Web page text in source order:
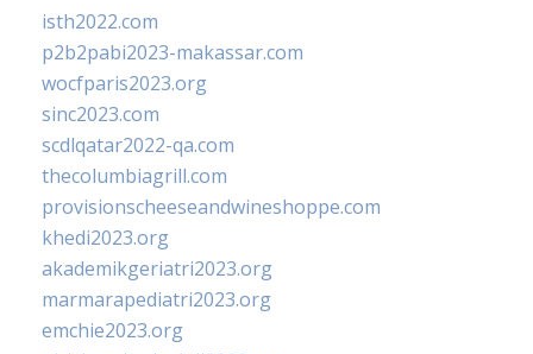
isth2022.com
p2b2pabi2023-makassar.com
wocfparis2023.org
sinc2023.com
scdlqatar2022-qa.com
thecolumbiagrill.com
provisionscheeseandwineshoppe.com
khedi2023.org
akademikgeriatri2023.org
marmarapediatri2023.org
emchie2023.org